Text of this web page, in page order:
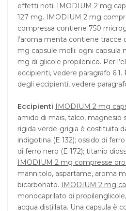
effetti noti: IMODIUM 2 mg
127 mg. IMODIUM 2 mg
compressa contiene 750
l’aroma menta contiene tracce
mg capsule molli: ogni capsula
mg di glicole propilenico. Per
eccipienti, vedere paragrafo
degli eccipienti, vedere
Eccipienti IMODIUM 2 mg
amido di mais, talco, magnesio
rigida verde-grigia è costituita
indigotina (E 132); ossido di
di ferro nero (E 172); titanio
IMODIUM 2 mg compresse
mannitolo, aspartame, aroma
bicarbonato. IMODIUM 2 mg
monocaprilato di
acqua distillata. Una capsula è